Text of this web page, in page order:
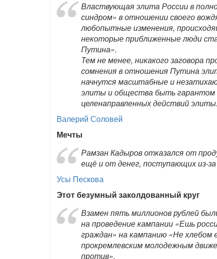
Властвующая элита России в
синдром» в отношении своего
любопытные изменения,
некоторые приближенные люди
Путина».
Тем не менее, никакого заговора
сомнения в отношения Путина
начнутся масштабные и
элиты и общества быть
целенаправленных действий элиты.
Валерий Соловей
Мечты
Рамзан Кадыров отказался от
ещё и от денег, поступающих из-за
Усы Пескова
Этот безумный заколдованный круг
Взамен пять миллионов рублей
на проведение кампании «Ешь
граждан» на кампанию «Не
прокремлевским молодежным
против».